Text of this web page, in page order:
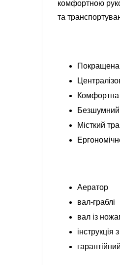
комфортною
та
Покращена
Комфортна
Безшумний
Місткий
Аератор
вал-граблі
вал із
інструкція